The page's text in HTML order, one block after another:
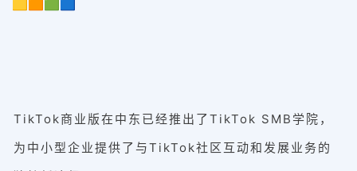
🟨🟧🟩🟦
TikTok商业版在中东已经推出了TikTok SMB学院，
为中小型企业提供了与TikTok社区互动和发展业务的